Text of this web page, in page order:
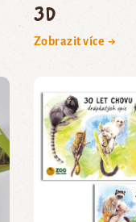
3D
Zobrazit více →